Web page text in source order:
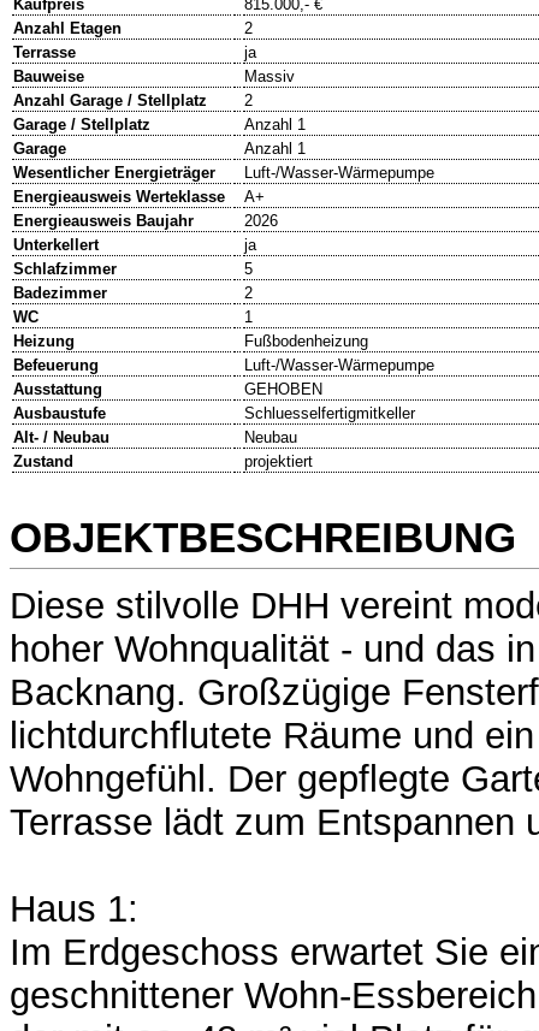
Kaufpreis
815.000,- €
Anzahl Etagen
2
Terrasse
ja
Bauweise
Massiv
Anzahl Garage / Stellplatz
2
Garage / Stellplatz
Anzahl 1
Garage
Anzahl 1
Wesentlicher Energieträger
Luft-/Wasser-Wärmepumpe
Energieausweis Werteklasse
A+
Energieausweis Baujahr
2026
Unterkellert
ja
Schlafzimmer
5
Badezimmer
2
WC
1
Heizung
Fußbodenheizung
Befeuerung
Luft-/Wasser-Wärmepumpe
Ausstattung
GEHOBEN
Ausbaustufe
Schluesselfertigmitkeller
Alt- / Neubau
Neubau
Zustand
projektiert
OBJEKTBESCHREIBUNG
Diese stilvolle DHH vereint
hoher Wohnqualität - und das
Backnang. Großzügige
lichtdurchflutete Räume und
Wohngefühl. Der gepflegte
Terrasse lädt zum Entspannen
Haus 1:
Im Erdgeschoss erwartet Sie
geschnittener Wohn-